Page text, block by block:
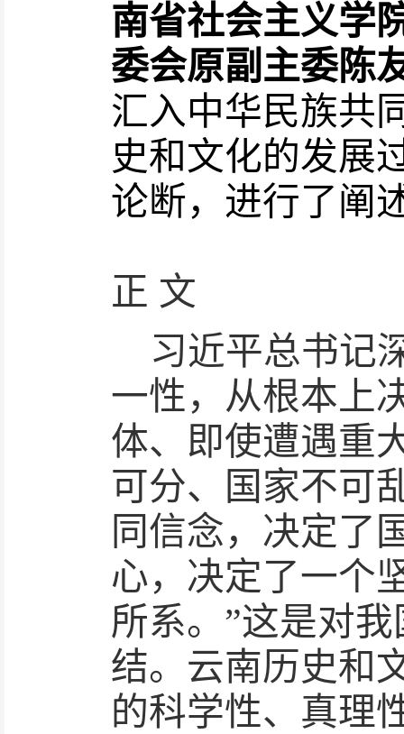
南省社会主义学
委会原副主委陈
汇入中华民族共
史和文化的发展
论断，进行了阐
正 文
习近平总书记
一性，从根本上
体、即使遭遇重
可分、国家不可
同信念，决定了
心，决定了一个
所系。”这是对
结。云南历史和
的科学性、真理